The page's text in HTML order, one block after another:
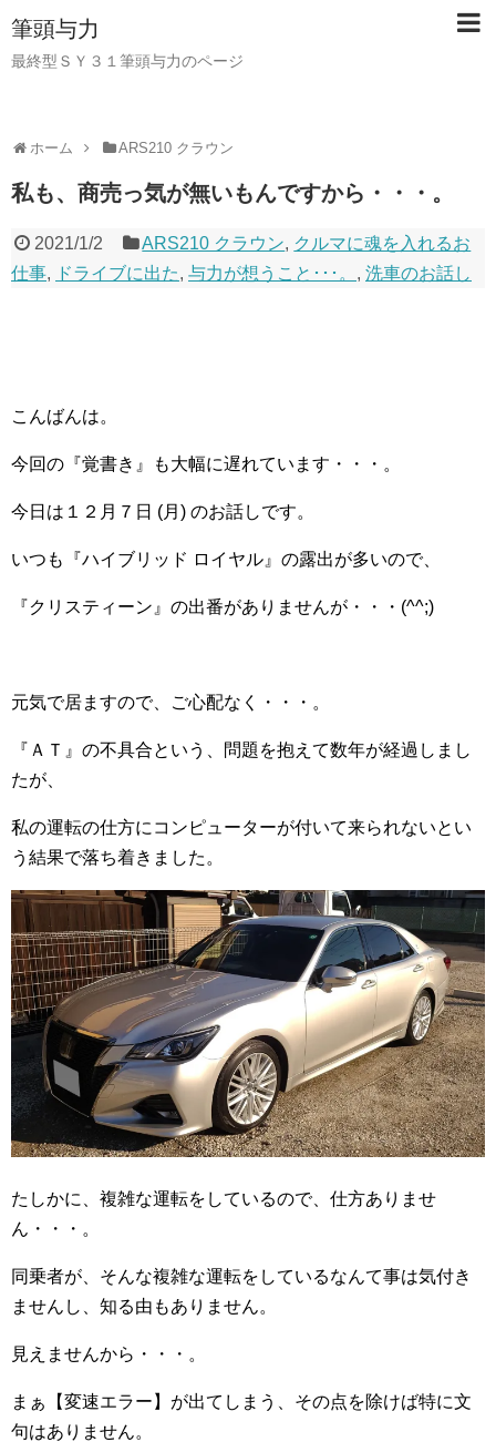
筆頭与力
最終型ＳＹ３１筆頭与力のページ
ホーム ARS210 クラウン
私も、商売っ気が無いもんですから・・・。
2021/1/2 ARS210 クラウン, クルマに魂を入れるお
仕事, ドライブに出た, 与力が想うこと･･･。 , 洗車のお話し
こんばんは。
今回の『覚書き』も大幅に遅れています・・・。
今日は１２月７日 (月) のお話しです。
いつも『ハイブリッド ロイヤル』の露出が多いので、
『クリスティーン』の出番がありませんが・・・(^^;)
元気で居ますので、ご心配なく・・・。
『ＡＴ』の不具合という、問題を抱えて数年が経過しまし
たが、
私の運転の仕方にコンピューターが付いて来られないとい
う結果で落ち着きました。
たしかに、複雑な運転をしているので、仕方ありませ
ん・・・。
同乗者が、そんな複雑な運転をしているなんて事は気付き
ませんし、知る由もありません。
見えませんから・・・。
まぁ【変速エラー】が出てしまう、その点を除けば特に文
句はありません。